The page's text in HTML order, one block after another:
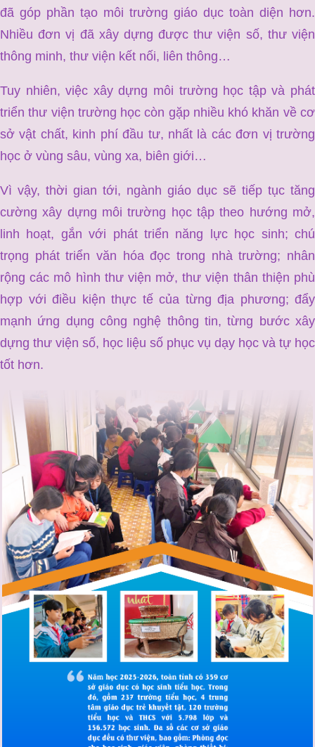
đã góp phần tạo môi trường giáo dục toàn diện hơn.
Nhiều đơn vị đã xây dựng được thư viện số, thư viện
thông minh, thư viện kết nối, liên thông…
Tuy nhiên, việc xây dựng môi trường học tập và phát
triển thư viện trường học còn gặp nhiều khó khăn về cơ
sở vật chất, kinh phí đầu tư, nhất là các đơn vị trường
học ở vùng sâu, vùng xa, biên giới…
Vì vậy, thời gian tới, ngành giáo dục sẽ tiếp tục tăng
cường xây dựng môi trường học tập theo hướng mở,
linh hoạt, gắn với phát triển năng lực học sinh; chú
trọng phát triển văn hóa đọc trong nhà trường; nhân
rộng các mô hình thư viện mở, thư viện thân thiện phù
hợp với điều kiện thực tế của từng địa phương; đẩy
mạnh ứng dụng công nghệ thông tin, từng bước xây
dựng thư viện số, học liệu số phục vụ dạy học và tự học
tốt hơn.